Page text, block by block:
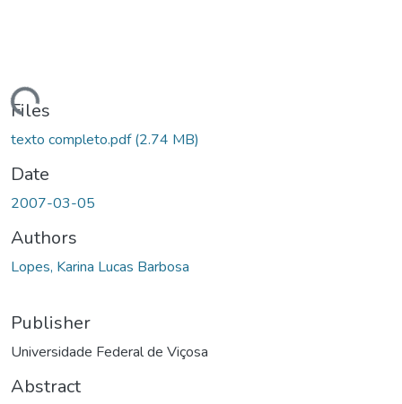
Files
texto completo.pdf(2.74 MB)
Date
2007-03-05
Authors
Lopes, Karina Lucas Barbosa
Publisher
Universidade Federal de Viçosa
Abstract